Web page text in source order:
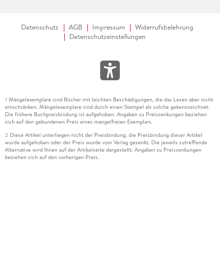
Datenschutz AGB Impressum
Widerrufsbelehrung
Datenschutzeinstellungen
1 Mängelexemplare sind Bücher mit leichten Beschädigungen, die das Lesen aber nicht
einschränken. Mängelexemplare sind durch einen Stempel als solche gekennzeichnet.
Die frühere Buchpreisbindung ist aufgehoben. Angaben zu Preissenkungen beziehen
sich auf den gebundenen Preis eines mangelfreien Exemplars.
2 Diese Artikel unterliegen nicht der Preisbindung, die Preisbindung dieser Artikel
wurde aufgehoben oder der Preis wurde vom Verlag gesenkt. Die jeweils zutreffende
Alternative wird Ihnen auf der Artikelseite dargestellt. Angaben zu Preissenkungen
beziehen sich auf den vorherigen Preis.